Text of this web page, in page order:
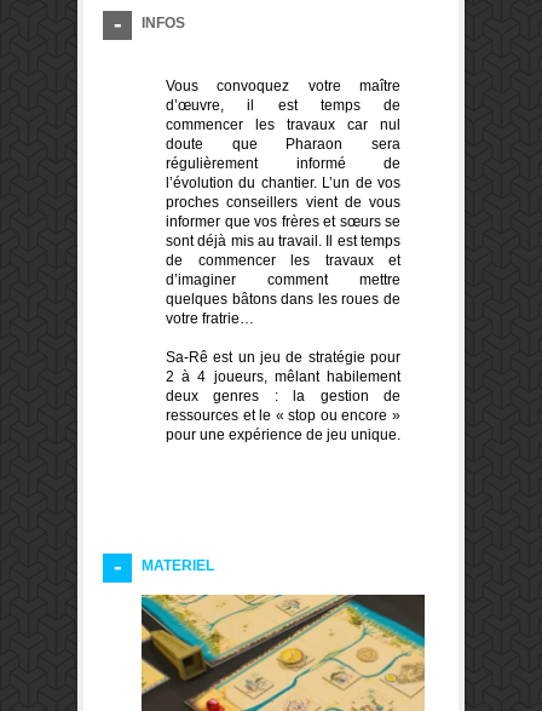
INFOS
Vous convoquez votre maître
d’œuvre, il est temps de
commencer les travaux car nul
doute que Pharaon sera
régulièrement informé de
l’évolution du chantier. L’un de vos
proches conseillers vient de vous
informer que vos frères et sœurs se
sont déjà mis au travail. Il est temps
de commencer les travaux et
d’imaginer comment mettre
quelques bâtons dans les roues de
votre fratrie…
Sa-Rê est un jeu de stratégie pour
2 à 4 joueurs, mêlant habilement
deux genres : la gestion de
ressources et le « stop ou encore »
pour une expérience de jeu unique.
MATERIEL